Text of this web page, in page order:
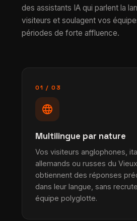
des assistants IA qui parlent la
visiteurs et soulagent vos
périodes de forte affluence.
01 / 03
language
Multilingue par nature
Vos visiteurs anglophones,
allemands ou russes du
obtiennent des réponses
dans leur langue, sans
équipe polyglotte.